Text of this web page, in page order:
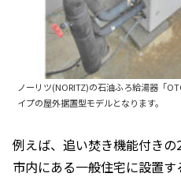
ノーリツ(NORITZ)の石油ふろ給湯器「
イプの屋外据置型モデルとなります。
例えば、追い焚き機能付き
市内にある一般住宅に設置